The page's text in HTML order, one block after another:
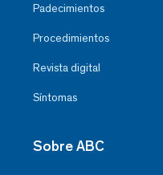
Padecimientos
Procedimientos
Revista digital
Síntomas
Sobre ABC